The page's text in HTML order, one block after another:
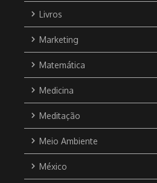
Livros
Marketing
Matemática
Medicina
Meditação
Meio Ambiente
México